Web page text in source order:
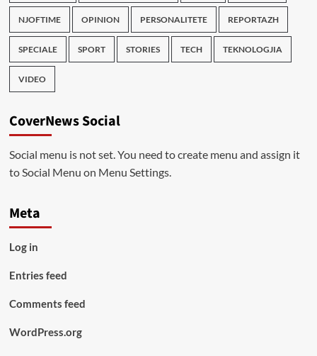
NJOFTIME OPINION PERSONALITETE REPORTAZH
SPECIALE SPORT STORIES TECH TEKNOLOGJIA
VIDEO
CoverNews Social
Social menu is not set. You need to create menu and assign it
to Social Menu on Menu Settings.
Meta
Log in
Entries feed
Comments feed
WordPress.org